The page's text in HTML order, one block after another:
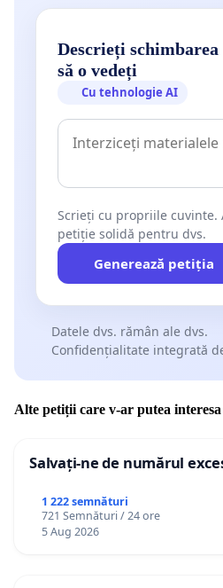
Descrieți
să o vedeți
Cu tehnologie AI
Scrieți cu propriile cuvinte.
petiție solidă pentru dvs.
Generează petiția
Datele dvs. rămân ale dvs.
Confidențialitate integrată
Alte petiții care v-ar putea interesa
Salvați-ne de numărul
1 222 semnături
721 Semnături / 24 ore
5 Aug 2026